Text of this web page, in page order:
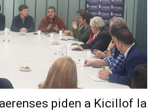
piden a Kicillof la